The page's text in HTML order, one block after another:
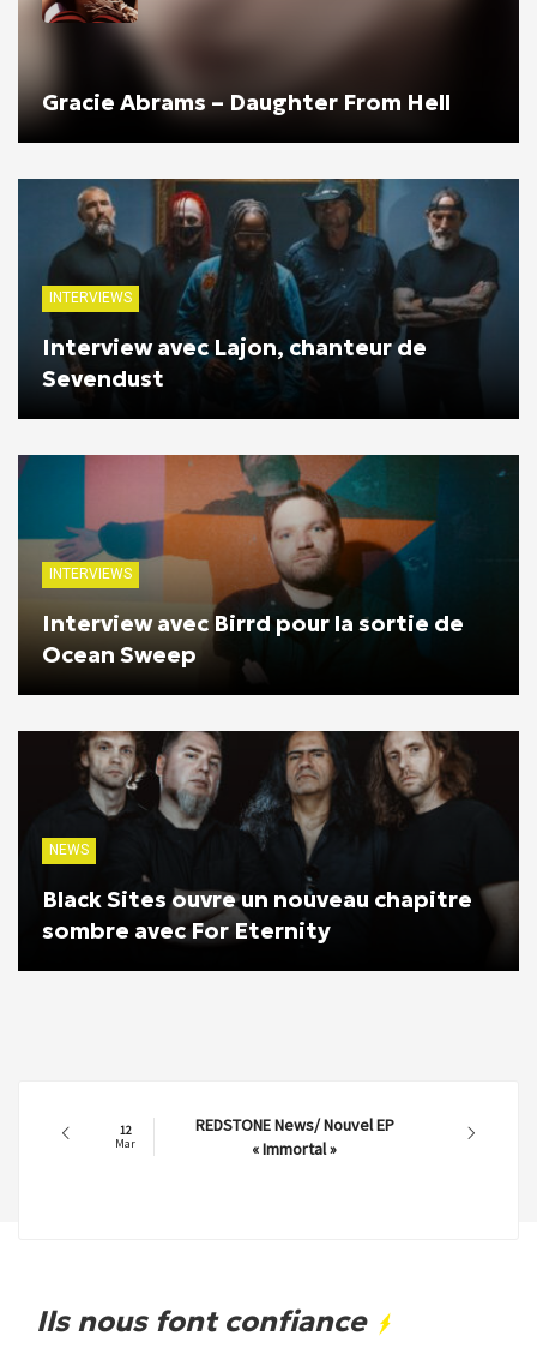
Gracie Abrams – Daughter From Hell
INTERVIEWS
Interview avec Lajon, chanteur de
Sevendust
INTERVIEWS
Interview avec Birrd pour la sortie de
Ocean Sweep
NEWS
Black Sites ouvre un nouveau chapitre
sombre avec For Eternity
12
Mar
REDSTONE News/ Nouvel EP
« Immortal »
Ils nous font confiance